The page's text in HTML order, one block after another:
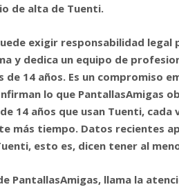
de alta de Tuenti.
exigir responsabilidad
y dedica un equipo de
de 14 años. Es un compromiso
lo que PantallasAmigas
14 años que usan Tuenti,
más tiempo. Datos recientes
esto es, dicen tener al
PantallasAmigas, llama la